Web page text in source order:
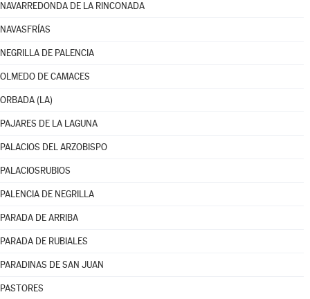
NAVARREDONDA DE LA RINCONADA
NAVASFRÍAS
NEGRILLA DE PALENCIA
OLMEDO DE CAMACES
ORBADA (LA)
PAJARES DE LA LAGUNA
PALACIOS DEL ARZOBISPO
PALACIOSRUBIOS
PALENCIA DE NEGRILLA
PARADA DE ARRIBA
PARADA DE RUBIALES
PARADINAS DE SAN JUAN
PASTORES